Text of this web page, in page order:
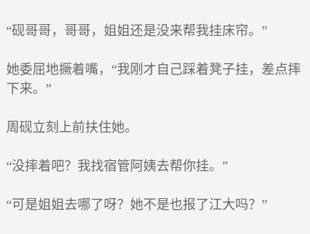
“砚哥哥，哥哥，姐姐还是没来帮我挂床帘。”
她委屈地撅着嘴，“我刚才自己踩着凳子挂，差点摔
下来。”
周砚立刻上前扶住她。
“没摔着吧？我找宿管阿姨去帮你挂。”
“可是姐姐去哪了呀？她不是也报了江大吗？”